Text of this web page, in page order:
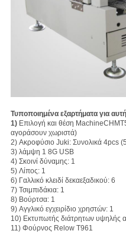
Τυποποιημένα εξαρτήματα για
1) Επιλογή και θέση
αγοράσουν χωριστά)
2) Ακροφύσιο Juki: Συνολικά 4pcs
3) λάμψη 1 8G USB
4) Σκοινί δύναμης: 1
5) Λίπος: 1
6) Γαλλικό κλειδί δεκαεξαδικού: 6
7) Τσιμπιδάκια: 1
8) Βούρτσα: 1
9) Αγγλικό εγχειρίδιο χρηστών: 1
10) Εκτυπωτής διάτρητων υψηλής
11) Φούρνος Relow T961